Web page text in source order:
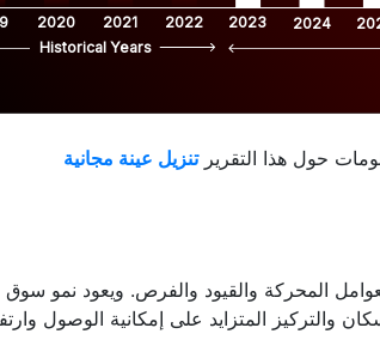
2020 2021 2022 2023 2024
Historical Years
حول هذا التقرير
المحركة والقيود والفرص. ويعود نمو
والتركيز المتزايد على إمكانية الوصول